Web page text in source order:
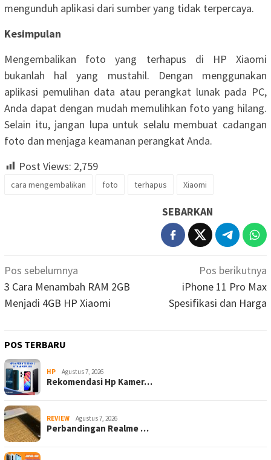
mengunduh aplikasi dari sumber yang tidak terpercaya.
Kesimpulan
Mengembalikan foto yang terhapus di HP Xiaomi
bukanlah hal yang mustahil. Dengan menggunakan
aplikasi pemulihan data atau perangkat lunak pada PC,
Anda dapat dengan mudah memulihkan foto yang hilang.
Selain itu, jangan lupa untuk selalu membuat cadangan
foto dan menjaga keamanan perangkat Anda.
Post Views: 2,759
cara mengembalikan foto terhapus Xiaomi
SEBARKAN
Navigasi
pos
Pos sebelumnya
3 Cara Menambah RAM 2GB
Menjadi 4GB HP Xiaomi
Pos berikutnya
iPhone 11 Pro Max
Spesifikasi dan Harga
POS TERBARU
HP Agustus 7, 2026
Rekomendasi Hp Kamer…
REVIEW Agustus 7, 2026
Perbandingan Realme …